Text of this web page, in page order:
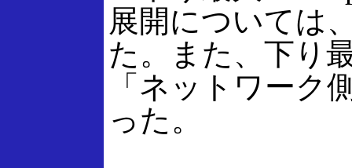
展開については
た。また、下り
「ネットワーク
った。